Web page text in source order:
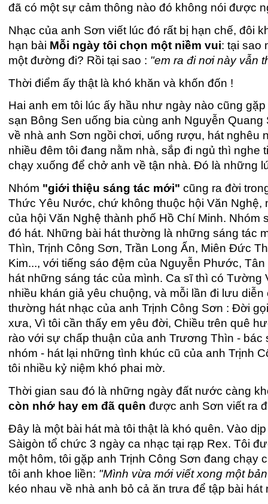
đã có một sự cảm thông nào đó không nói được
Nhạc của anh Sơn viết lúc đó rất bị hạn chế, đôi
hạn bài Mỗi ngày tôi chọn một niềm vui: tại sao
một đường đi? Rồi tại sao : "em ra đi nơi này vẫn
Thời điểm ấy thật là khó khăn và khốn đốn !
Hai anh em tôi lúc ấy hầu như ngày nào cũng
sạn Bông Sen uống bia cùng anh Nguyễn
về nhà anh Sơn ngồi chơi, uống rượu, hát
nhiều đêm tôi đang nằm nhà, sắp đi ngủ thì
chạy xuống để chở anh về tận nhà. Đó là những
Nhóm "giới thiệu sáng tác mới" cũng ra đời
Thức Yêu Nước, chứ không thuộc hội Văn
của hội Văn Nghệ thành phố Hồ Chí Minh.
đó hát. Những bài hát thường là những sáng tác
Thìn, Trịnh Công Sơn, Trần Long Ẩn, Miên Đức
Kim..., với tiếng sáo đệm của Nguyễn Phước,
hát những sáng tác của mình. Ca sĩ thì có
nhiều khán giả yêu chuộng, và mỗi lần đi lưu
thường hát nhạc của anh Trịnh Công Sơn : Đời
xưa, Vì tôi cần thấy em yêu đời, Chiều trên quê
rào với sự chấp thuận của anh Trương Thìn -
nhóm - hát lại những tình khúc cũ của anh Trịnh
tôi nhiều kỷ niệm khó phai mờ.
Thời gian sau đó là những ngày đất nước càng
còn nhớ hay em đã quên được anh Sơn viết ra
Đây là một bài hát mà tôi thật là khó quên. Vào
Sàigòn tổ chức 3 ngày ca nhạc tại rạp Rex. Tôi
một hôm, tôi gặp anh Trịnh Công Sơn đang chạy
tôi anh khoe liền: "Mình vừa mới viết xong một
kéo nhau về nhà anh bỏ cả ăn trưa để tập bài hát